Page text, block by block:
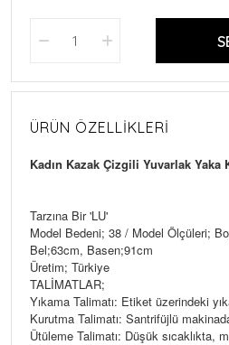
ÜRÜN ÖZELLIKLERI
Kadın Kazak Çizgili Yuvarlak Yaka
Tarzına Bir 'LU'
Model Bedeni; 38 / Model Ölçüleri;
Bel;63cm, Basen;91cm
Üretim; Türkiye
TALİMATLAR;
Yıkama Talimatı: Etiket üzerindeki
Kurutma Talimatı: Santrifüjlü
Ütüleme Talimatı: Düşük sıcaklıkta,